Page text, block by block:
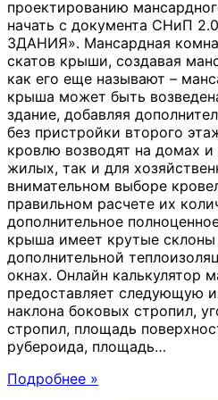
проектированию
начать с документа СНиП
ЗДАНИЯ». Мансардная
скатов крыши, создавая
как его еще называют –
крыша может быть
здание, добавляя
без пристройки второго
кровлю возводят на домах и
жилых, так и для
внимательном выборе
правильном расчете их
дополнительное
крыша имеет крутые
дополнительной
окнах. Онлайн калькулятор
предоставляет следующую
наклона боковых стропил,
стропил, площадь
рубероида, площадь…
Подробнее »